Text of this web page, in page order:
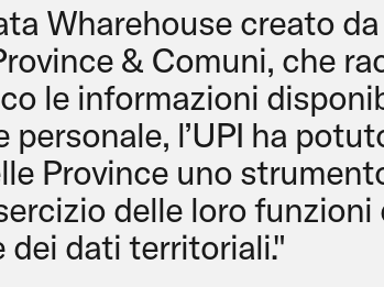
Wharehouse creato
& Comuni, che
le informazioni
personale, l’UPI ha
Province uno
delle loro
dei dati territoriali."